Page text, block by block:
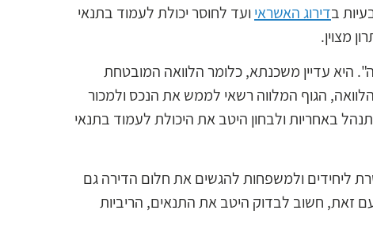
בדירוג האשראי ועד לחוסר יכולת לעמוד בתנאי
מצוין.
היא עדיין משכנתא, כלומר הלוואה המובטחת
הגוף המלווה רשאי לממש את הנכס ולמכור
באחריות ולבחון היטב את היכולת לעמוד בתנאי
ליחידים ולמשפחות להגשים את חלום הדירה גם
עם זאת, חשוב לבדוק היטב את התנאים, הריביות